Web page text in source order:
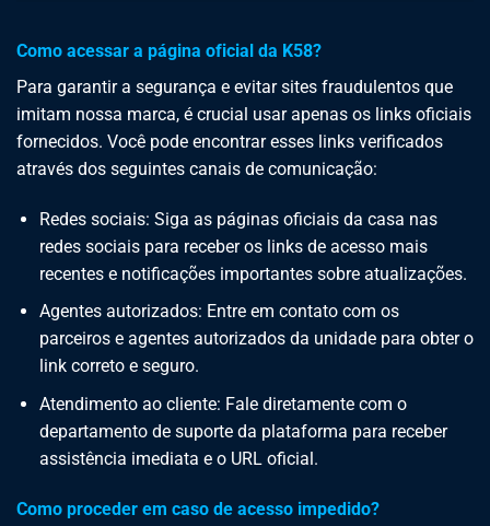
Como acessar a página oficial da K58?
Para garantir a segurança e evitar sites fraudulentos que
imitam nossa marca, é crucial usar apenas os links oficiais
fornecidos. Você pode encontrar esses links verificados
através dos seguintes canais de comunicação:
Redes sociais: Siga as páginas oficiais da casa nas
redes sociais para receber os links de acesso mais
recentes e notificações importantes sobre atualizações.
Agentes autorizados: Entre em contato com os
parceiros e agentes autorizados da unidade para obter o
link correto e seguro.
Atendimento ao cliente: Fale diretamente com o
departamento de suporte da plataforma para receber
assistência imediata e o URL oficial.
Como proceder em caso de acesso impedido?